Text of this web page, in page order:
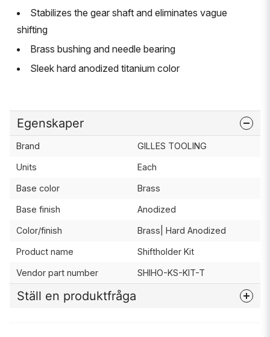
Stabilizes the gear shaft and eliminates vague
shifting
Brass bushing and needle bearing
Sleek hard anodized titanium color
Egenskaper
Brand GILLES TOOLING
Units Each
Base color Brass
Base finish Anodized
Color/finish Brass| Hard Anodized
Product name Shiftholder Kit
Vendor part number SHIHO-KS-KIT-T
Ställ en produktfråga